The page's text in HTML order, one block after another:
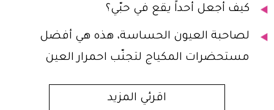
كيف أجعل أحداً يقع في حبّي؟
لصاحبة العيون الحساسة، هذه هي أفضل
مستحضرات المكياج لتجنّب احمرار العين
اقرئي المزيد